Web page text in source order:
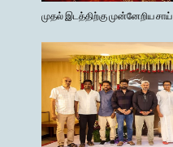
முதல் இடத்திற்கு முன்னேறிய